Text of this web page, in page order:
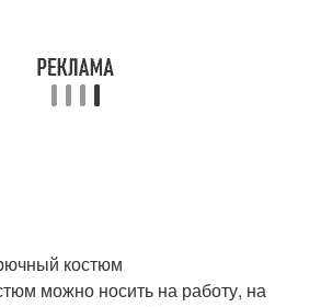
костюм
можно носить на работу, на